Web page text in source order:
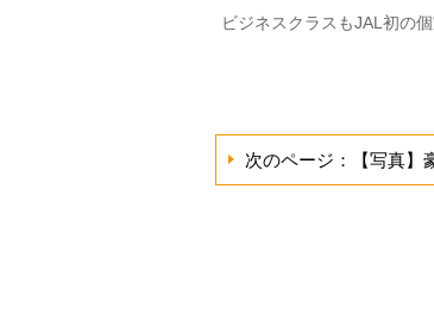
ビジネスクラスもJAL初の
次のページ：【写真】